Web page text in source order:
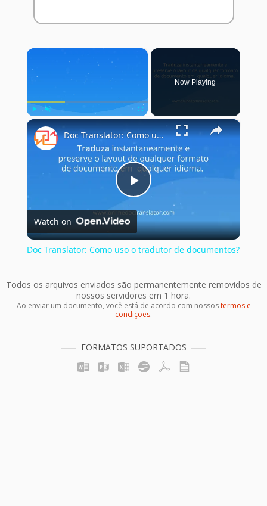
×
Play Unmute Fullscreen
Now Playing
×
Play
Video
Doc Translator: Como uso o tradutor de documentos?
Watch on
Doc Translator: Como uso o tradutor de documentos?
Todos os arquivos enviados são permanentemente removidos de
nossos servidores em 1 hora.
Ao enviar um documento, você está de acordo com nossostermos e
condições.
FORMATOS SUPORTADOS